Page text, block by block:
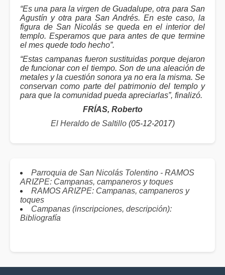
“Es una para la virgen de Guadalupe, otra para San
Agustín y otra para San Andrés. En este caso, la
figura de San Nicolás se queda en el interior del
templo. Esperamos que para antes de que termine
el mes quede todo hecho”.
“Estas campanas fueron sustituidas porque dejaron
de funcionar con el tiempo. Son de una aleación de
metales y la cuestión sonora ya no era la misma. Se
conservan como parte del patrimonio del templo y
para que la comunidad pueda apreciarlas”, finalizó.
FRÍAS, Roberto
El Heraldo de Saltillo(05-12-2017)
Parroquia de San Nicolás Tolentino - RAMOS
ARIZPE: Campanas, campaneros y toques
RAMOS ARIZPE: Campanas, campaneros y
toques
Campanas (inscripciones, descripción):
Bibliografía